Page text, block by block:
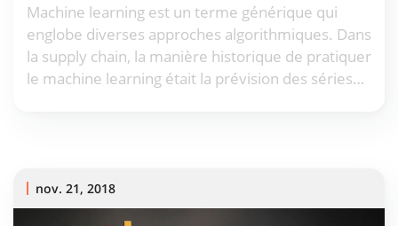
Machine learning est un terme générique qui
englobe diverses approches algorithmiques. Dans
la supply chain, la manière historique de pratiquer
le machine learning était la prévision des séries
nov. 21, 2018